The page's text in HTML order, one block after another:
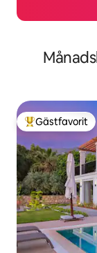
Populär
Gästfavorit